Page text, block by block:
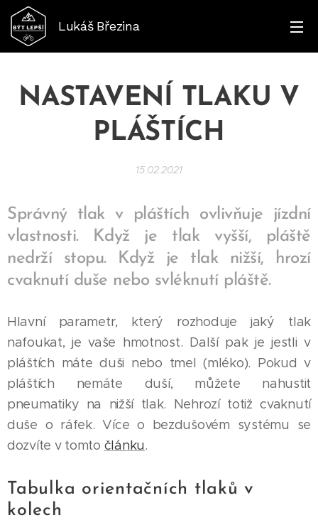
Lukáš Březina
NASTAVENÍ TLAKU V
PLÁŠTÍCH
15.02.2021
Správný tlak v pláštích ovlivňuje jízdní
vlastnosti. Když je tlak vyšší, pláště
nedrží stopu. Když je tlak nižší, hrozí
cvaknutí duše nebo svléknutí pláště.
Hlavní parametr, který rozhoduje jaký tlak
nafoukat, je vaše hmotnost. Další pak je jestli v
pláštích máte duši nebo tmel (mléko). Pokud v
pláštích nemáte duší, můžete nahustit
pneumatiky na nižší tlak. Nehrozí totiž cvaknutí
duše o ráfek. Více o bezdušovém systému se
dozvíte v tomto článku.
Tabulka orientačních tlaků v
kolech